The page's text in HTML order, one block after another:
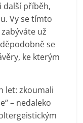
další příběh,
Vy se tímto
už
se
ke kterým
let: zkoumali
– nedaleko